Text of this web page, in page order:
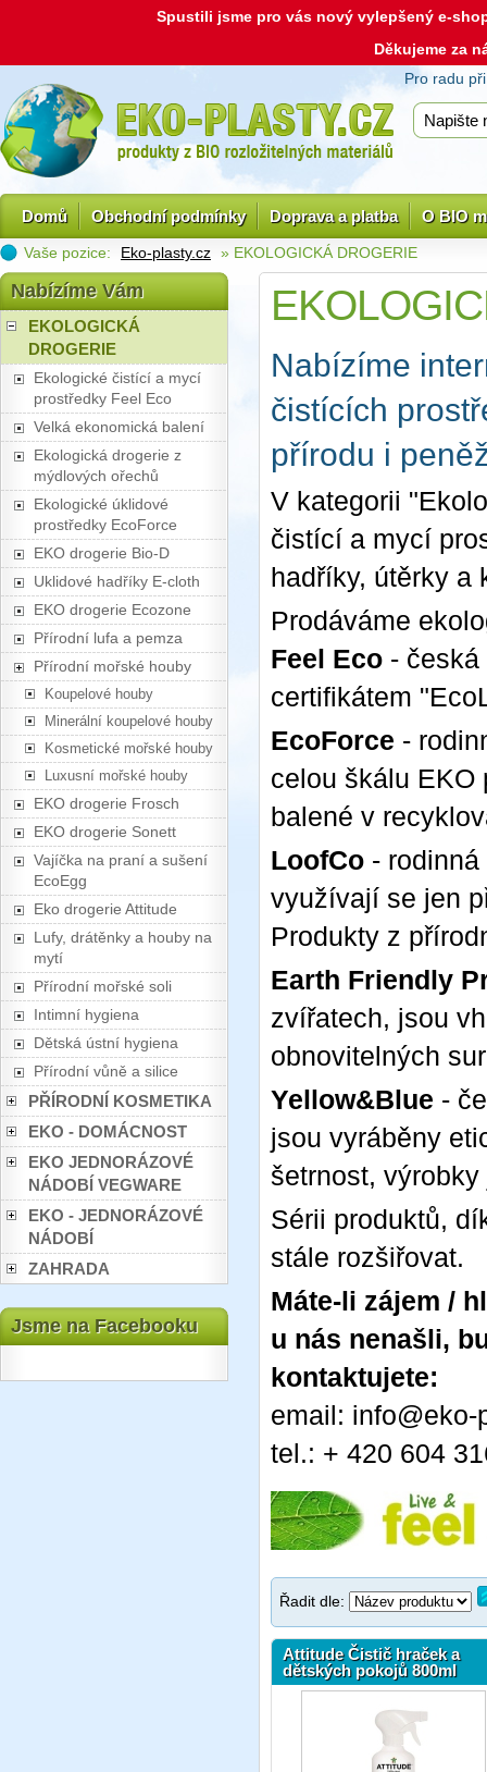
Spustili jsme pro vás nový vylepšený e-
Děkujeme za
Pro radu
Domů Obchodní podmínky Doprava a platba O BIO
Vaše pozice: Eko-plasty.cz » EKOLOGICKÁ DROGERIE
Nabízíme Vám
EKOLOGICKÁ
DROGERIE
Ekologické čistící a mycí
prostředky Feel Eco
Velká ekonomická balení
Ekologická drogerie z
mýdlových ořechů
Ekologické úklidové
prostředky EcoForce
EKO drogerie Bio-D
Uklidové hadříky E-cloth
EKO drogerie Ecozone
Přírodní lufa a pemza
Přírodní mořské houby
Koupelové houby
Minerální koupelové houby
Kosmetické mořské houby
Luxusní mořské houby
EKO drogerie Frosch
EKO drogerie Sonett
Vajíčka na praní a sušení
EcoEgg
Eko drogerie Attitude
Lufy, drátěnky a houby na
mytí
Přírodní mořské soli
Intimní hygiena
Dětská ústní hygiena
Přírodní vůně a silice
PŘÍRODNÍ KOSMETIKA
EKO - DOMÁCNOST
EKO JEDNORÁZOVÉ
NÁDOBÍ VEGWARE
EKO - JEDNORÁZOVÉ
NÁDOBÍ
ZAHRADA
Jsme na Facebooku
Nabízíme
čistících
přírodu i
V kategorii
čistící a mycí
hadříky, útěrky a
Prodáváme
Feel Eco -
certifikátem
EcoForce -
celou škálu EKO
balené v
LoofCo -
využívají se jen
Produkty z
Earth Friendly
zvířatech, jsou
obnovitelných
Yellow&Blue -
jsou vyráběny
šetrnost,
Sérii produktů,
stále rozšiřovat.
Máte-li zájem /
u nás nenašli,
kontaktujete:
email: info@eko-
tel.: + 420 604
Řadit dle:
Attitude Čistič hraček a
dětských pokojů 800ml